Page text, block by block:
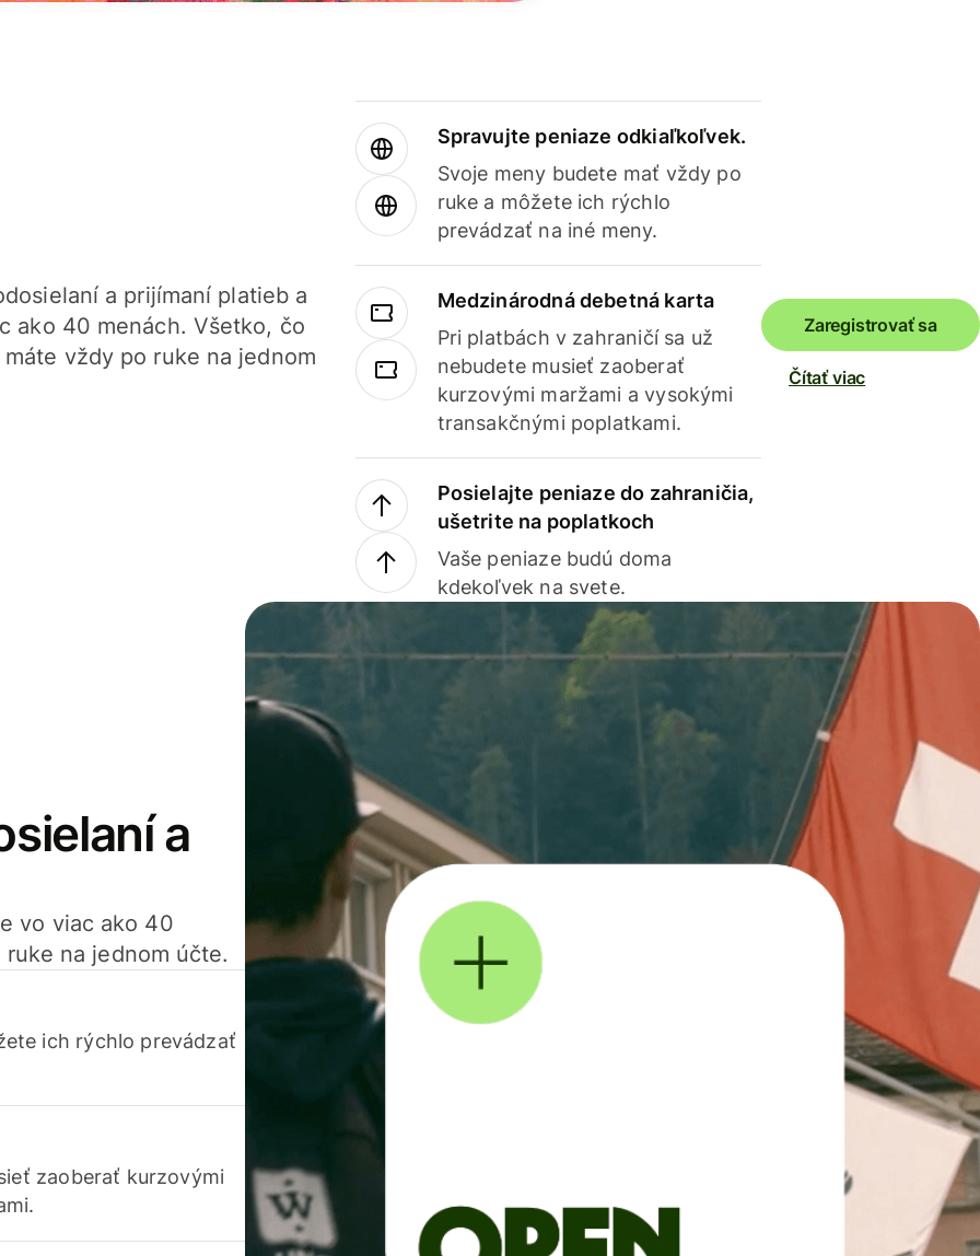
a prijímaní platieb a
ako 40 menách. Všetko, čo
vždy po ruke na jednom
Spravujte peniaze odkiaľkoľvek.
Svoje meny budete mať vždy po
ruke a môžete ich rýchlo
prevádzať na iné meny.
Medzinárodná debetná karta
Pri platbách v zahraničí sa už
nebudete musieť zaoberať
kurzovými maržami a vysokými
transakčnými poplatkami.
Posielajte peniaze do zahraničia,
ušetrite na poplatkoch
Vaše peniaze budú doma
kdekoľvek na svete.
Zaregistrovať sa
Čítať viac
a
vo viac ako 40
na jednom účte.
ich rýchlo prevádzať
zaoberať kurzovými